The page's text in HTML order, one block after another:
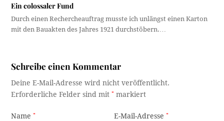
Ein colossaler Fund
Durch einen Rechercheauftrag musste ich unlängst einen Karton
mit den Bauakten des Jahres 1921 durchstöbern.…
Schreibe einen Kommentar
Deine E-Mail-Adresse wird nicht veröffentlicht.
Erforderliche Felder sind mit* markiert
Name* E-Mail-Adresse*